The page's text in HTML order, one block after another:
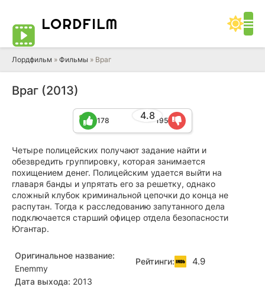
LORDFILM
Лордфильм » Фильмы » Враг
Враг (2013)
4.8
178 195
Четыре полицейских получают задание найти и
обезвредить группировку, которая занимается
похищением денег. Полицейским удается выйти на
главаря банды и упрятать его за решетку, однако
сложный клубок криминальной цепочки до конца не
распутан. Тогда к расследованию запутанного дела
подключается старший офицер отдела безопасности
Югантар.
Оригинальное название:
Enemmy
Дата выхода: 2013
Рейтинги: 4.9